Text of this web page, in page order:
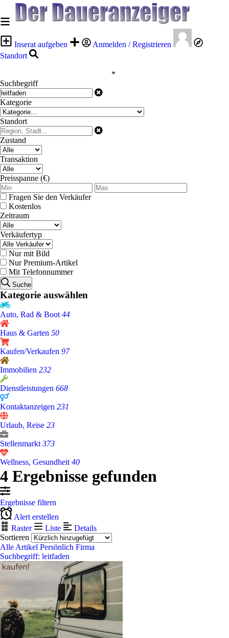
Inserat aufgeben
Anmelden / Registrieren
Standort
*
Suchbegriff
Kategorie
Standort
Zustand
Transaktion
Preisspanne (€)
Fragen Sie den Verkäufer
Kostenlos
Zeitraum
Verkäufertyp
Nur mit Bild
Nur Premium-Artikel
Mit Telefonnummer
Suche
Kategorie auswählen
Auto, Rad & Boot 44
Haus & Garten 50
Kaufen/Verkaufen 97
Immobilien 232
Dienstleistungen 668
Kontaktanzeigen 231
Urlaub, Reise 23
Stellenmarkt 373
Wellness, Gesundheit 40
4 Ergebnisse gefunden
Ergebnisse filtern
Alert erstellen
Raster
Liste
Details
Sortieren
Alle Artikel Persönlich Firma
Suchbegriff: leitfaden